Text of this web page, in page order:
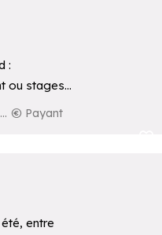
:
ou stages
Payant
entre